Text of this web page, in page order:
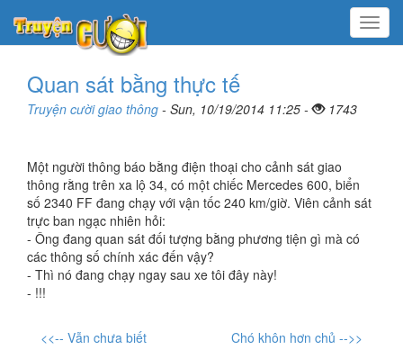
Menu
Quan sát bằng thực tế
Truyện cười giao thông - Sun, 10/19/2014 11:25 - 1743
Một người thông báo bằng điện thoại cho cảnh sát giao
thông rằng trên xa lộ 34, có một chiếc Mercedes 600, biển
số 2340 FF đang chạy với vận tốc 240 km/giờ. Viên cảnh sát
trực ban ngạc nhiên hỏi:
- Ông đang quan sát đối tượng bằng phương tiện gì mà có
các thông số chính xác đến vậy?
- Thì nó đang chạy ngay sau xe tôi đây này!
- !!!
<<-- Vẫn chưa biết Chó khôn hơn chủ -->>